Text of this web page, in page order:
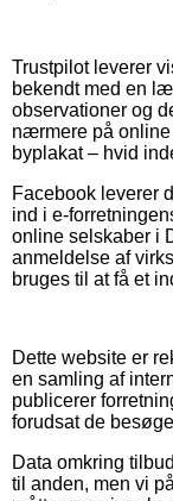
Trustpilot leverer
bekendt med en
observationer og
nærmere på
byplakat – hvid
Facebook leverer
ind i e-
online selskaber i
anmeldelse af
bruges til at få et
Dette website er
en samling af
publicerer
forudsat de
Data omkring
til anden, men vi